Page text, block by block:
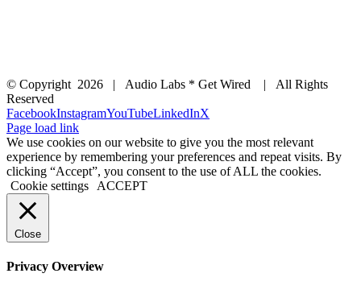
© Copyright 2026 | Audio Labs * Get Wired | All Rights
Reserved
FacebookInstagramYouTubeLinkedInX
Page load link
We use cookies on our website to give you the most relevant
experience by remembering your preferences and repeat visits. By
clicking “Accept”, you consent to the use of ALL the cookies.
Cookie settings
ACCEPT
Close
Privacy Overview